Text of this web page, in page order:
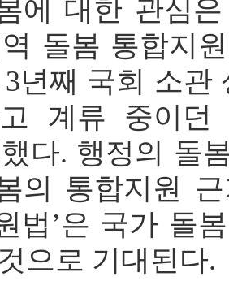
에 대한 관심
돌봄 통합지
년째 국회 소관
계류 중이던
다. 행정의 돌
의 통합지원
법’은 국가 돌
으로 기대된다.